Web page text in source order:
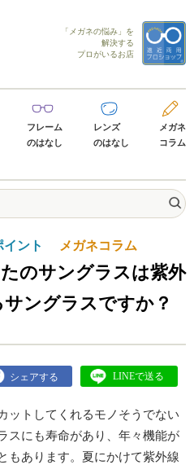
「メガネの悩み」を
解決する
プロがいるお店
フレーム
のはなし
レンズ
のはなし
メガネ
コラム
イント メガネコラム
のサングラスは紫外
ングラスですか？
ットしてくれるモノそうでない
スにも寿命があり、年々機能が
もあります。夏にかけて紫外線